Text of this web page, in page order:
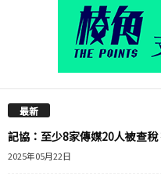
最新
記協：至少8家傳媒20人被查
2025年05月22日